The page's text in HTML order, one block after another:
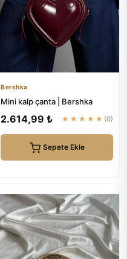
Bershka
Mini kalp çanta | Bershka
2.614,99 ₺ ★★★★★ (0)
Sepete Ekle